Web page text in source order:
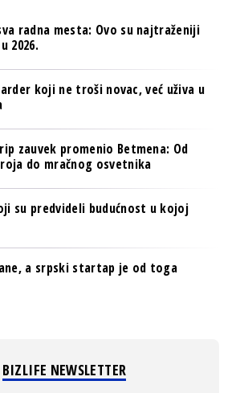
radna mesta: Ovo su najtraženiji
2026.
koji ne troši novac, već uživa u
zauvek promenio Betmena: Od
do mračnog osvetnika
su predvideli budućnost u kojoj
a srpski startap je od toga
BIZLIFE NEWSLETTER